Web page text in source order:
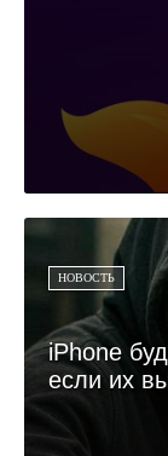
НОВОСТЬ
iPhone
если их